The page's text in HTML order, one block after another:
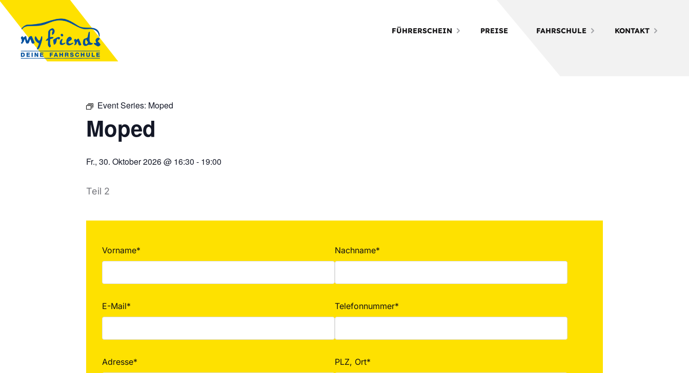
FÜHRERSCHEIN PREISE FAHRSCHULE KONTAKT
Event Series: Moped
Moped
Fr., 30. Oktober 2026 @ 16:30 - 19:00
Teil 2
Vorname* Nachname*
E-Mail* Telefonnummer*
Adresse* PLZ, Ort*